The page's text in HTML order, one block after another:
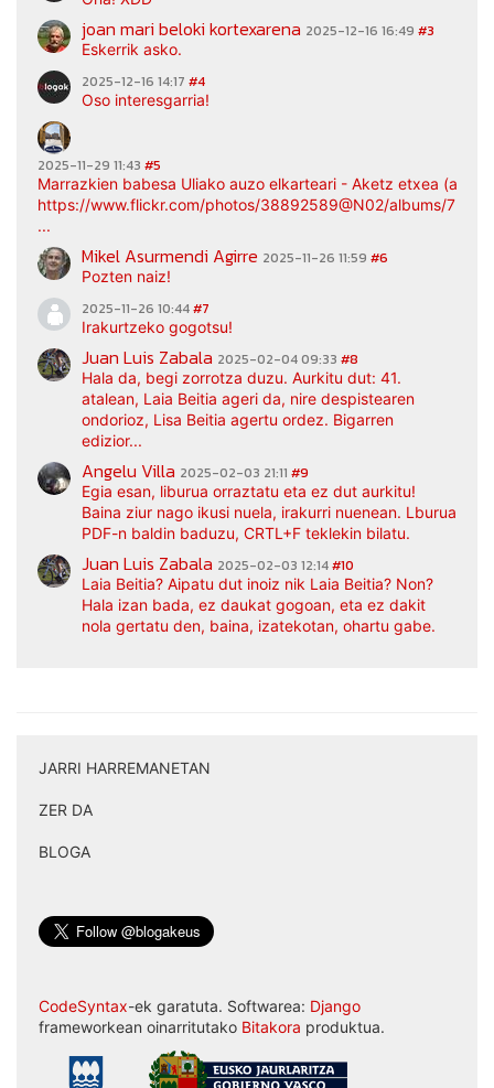
joan mari beloki kortexarena 2025-12-16 16:49 #3
Eskerrik asko.
2025-12-16 14:17 #4
Oso interesgarria!
2025-11-29 11:43 #5
Marrazkien babesa Uliako auzo elkarteari - Aketz etxea
https://www.flickr.com/photos/38892589@N02/albums/
...
Mikel Asurmendi Agirre 2025-11-26 11:59 #6
Pozten naiz!
2025-11-26 10:44#7
Irakurtzeko gogotsu!
Juan Luis Zabala 2025-02-04 09:33 #8
Hala da, begi zorrotza duzu. Aurkitu dut: 41.
atalean, Laia Beitia ageri da, nire despistearen
ondorioz, Lisa Beitia agertu ordez. Bigarren
edizior...
Angelu Villa 2025-02-03 21:11 #9
Egia esan, liburua orraztatu eta ez dut aurkitu!
Baina ziur nago ikusi nuela, irakurri nuenean. Lburua
PDF-n baldin baduzu, CRTL+F teklekin bilatu.
Juan Luis Zabala 2025-02-03 12:14#10
Laia Beitia? Aipatu dut inoiz nik Laia Beitia? Non?
Hala izan bada, ez daukat gogoan, eta ez dakit
nola gertatu den, baina, izatekotan, ohartu gabe.
JARRI HARREMANETAN
ZER DA
BLOGA
CodeSyntax-ek garatuta. Softwarea: Django
frameworkean oinarritutako Bitakora produktua.